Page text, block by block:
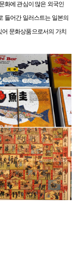
화에 관심이 많은 외국인
들어간 일러스트는 일본의
문화상품으로서의 가치